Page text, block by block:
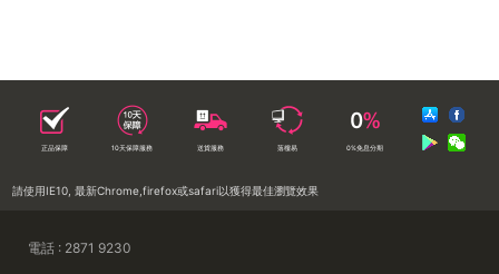
正品保障 10天保障服務 送貨服務 落樓易 0%免息分期
請使用IE10, 最新Chrome,firefox或safari以獲得最佳瀏覽效果
電話 : 2871 9230